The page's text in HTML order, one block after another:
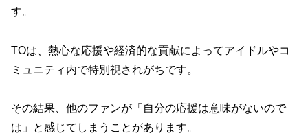
す。
TOは、熱心な応援や経済的な貢献によってアイドルやコ
ミュニティ内で特別視されがちです。
その結果、他のファンが「自分の応援は意味がないので
は」と感じてしまうことがあります。